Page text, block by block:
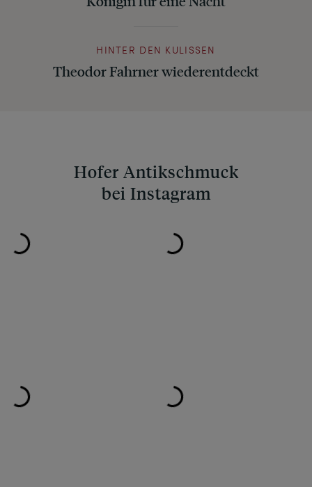
HINTER DEN KULISSEN
Theodor Fahrner wiederentdeckt
Hofer Antikschmuck
bei Instagram